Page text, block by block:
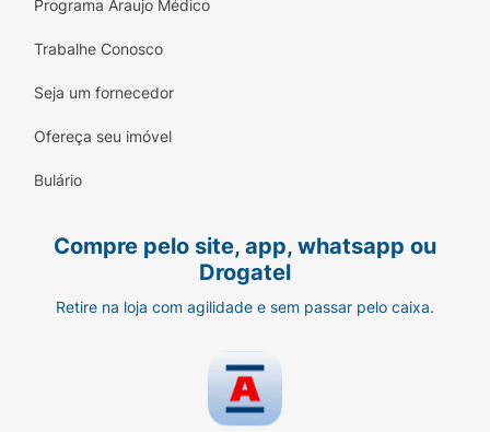
Programa Araujo Médico
Trabalhe Conosco
Seja um fornecedor
Ofereça seu imóvel
Bulário
Compre pelo site, app, whatsapp ou
Drogatel
Retire na loja com agilidade e sem passar pelo caixa.